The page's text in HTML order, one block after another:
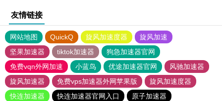
友情链接
网站地图 QuickQ 旋风加速度器
旋风加速
坚果加速器
tiktok加速器
狗急加速器官网
免费vqn外网加速
小蓝鸟 优途加速器官网
风驰加速器
旋风加速器
免费vps加速器外网苹果版
旋风加速度器
快连加速器
快连加速器官网入口
原子加速器